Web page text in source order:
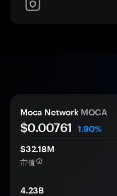
Moca Network MOCA
$0.00761
1.90%
$32.18M
市值
4.23B